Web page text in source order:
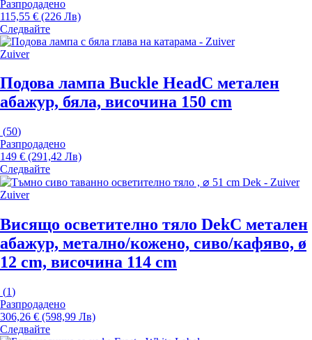
Разпродадено
115,55 € (226 Лв)
Следвайте
Zuiver
Подова лампа Buckle HeadС метален
абажур, бяла, височина 150 cm
(50)
Разпродадено
149 € (291,42 Лв)
Следвайте
Zuiver
Висящо осветително тяло DekС метален
абажур, метално/кожено, сиво/кафяво, ø
12 cm, височина 114 cm
(1)
Разпродадено
306,26 € (598,99 Лв)
Следвайте